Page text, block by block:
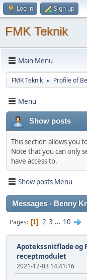
Log in Sign up
FMK Teknik
Main Menu
FMK Teknik ► Profile of
Menu
Show posts
This section allows you
Note that you can only
have access to.
Show posts Menu
Messages - Benny
Pages 1 2 3 ... 10
Apotekssnitflade og
receptmodulet
2021-12-03 14:41:16